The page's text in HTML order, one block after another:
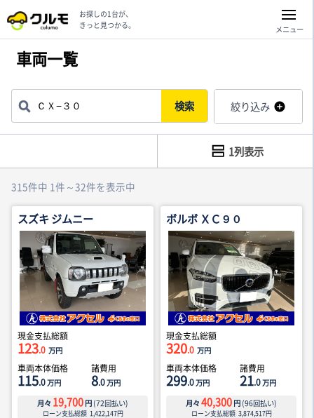
お探しの1台が、
きっと見つかる。
メニュー
車両一覧
検索 絞り込み
315件中 1件～32件を表示中
1列表示
スズキ ジムニー
現金支払総額
123.0 万円
車両本体価格
115.0万円
諸費用
8.0万円
月々 19,700 円 (72回払い)
ローン支払総額 1,422,147円
ボルボ ＸＣ９０
現金支払総額
320.0 万円
車両本体価格
299.0万円
諸費用
21.0万円
月々 40,300 円 (96回払い)
ローン支払総額 3,874,517円